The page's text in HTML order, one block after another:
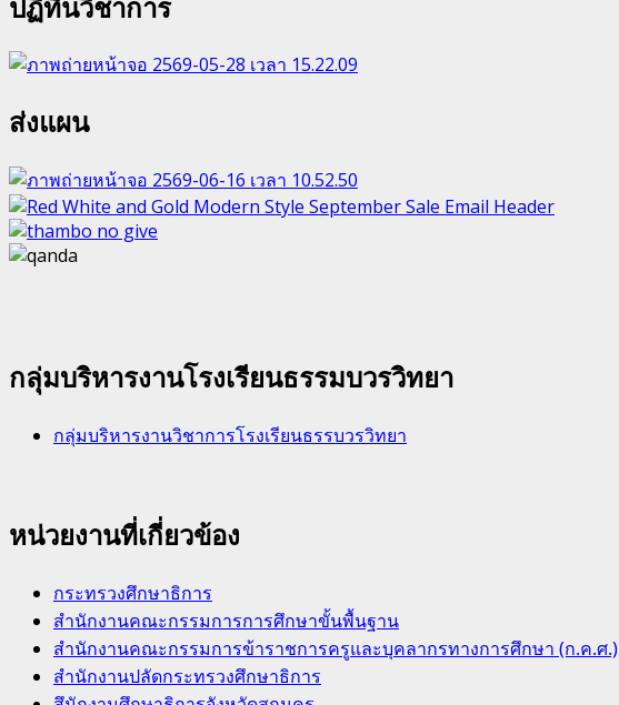
ส่งแผน
กลุ่มบริหารงานโรงเรียนธรรมบวรวิทยา
กลุ่มบริหารงานวิชาการโรงเรียนธรรบวรวิทยา
หน่วยงานที่เกี่ยวข้อง
กระทรวงศึกษาธิการ
สำนักงานคณะกรรมการการศึกษาขั้นพื้นฐาน
สำนักงานคณะกรรมการข้าราชการครูและบุคลากรทางการศึกษา (ก.ค.ศ.)
สำนักงานปลัดกระทรวงศึกษาธิการ